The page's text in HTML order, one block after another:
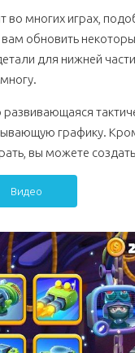
во многих играх,
обновить
для нижней
графику.
вы можете
Видео